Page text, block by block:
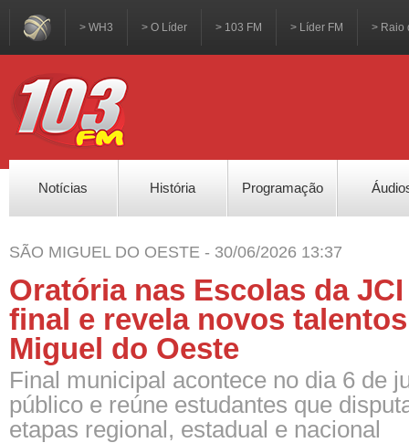
> WH3 > O Líder > 103 FM > Líder FM > Raio
Notícias História Programação
SÃO MIGUEL DO OESTE - 30/06/2026 13:37
Oratória nas Escolas da
final e revela novos
Miguel do Oeste
Final municipal acontece no dia 6 de
público e reúne estudantes que
etapas regional, estadual e nacional